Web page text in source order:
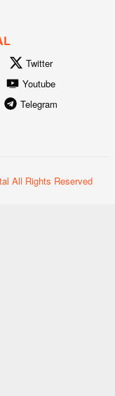
Twitter
Youtube
Telegram
All Rights Reserved